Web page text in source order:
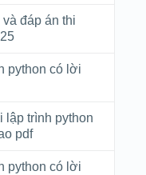
và đáp án thi
python có lời
lập trình python
pdf
python có lời